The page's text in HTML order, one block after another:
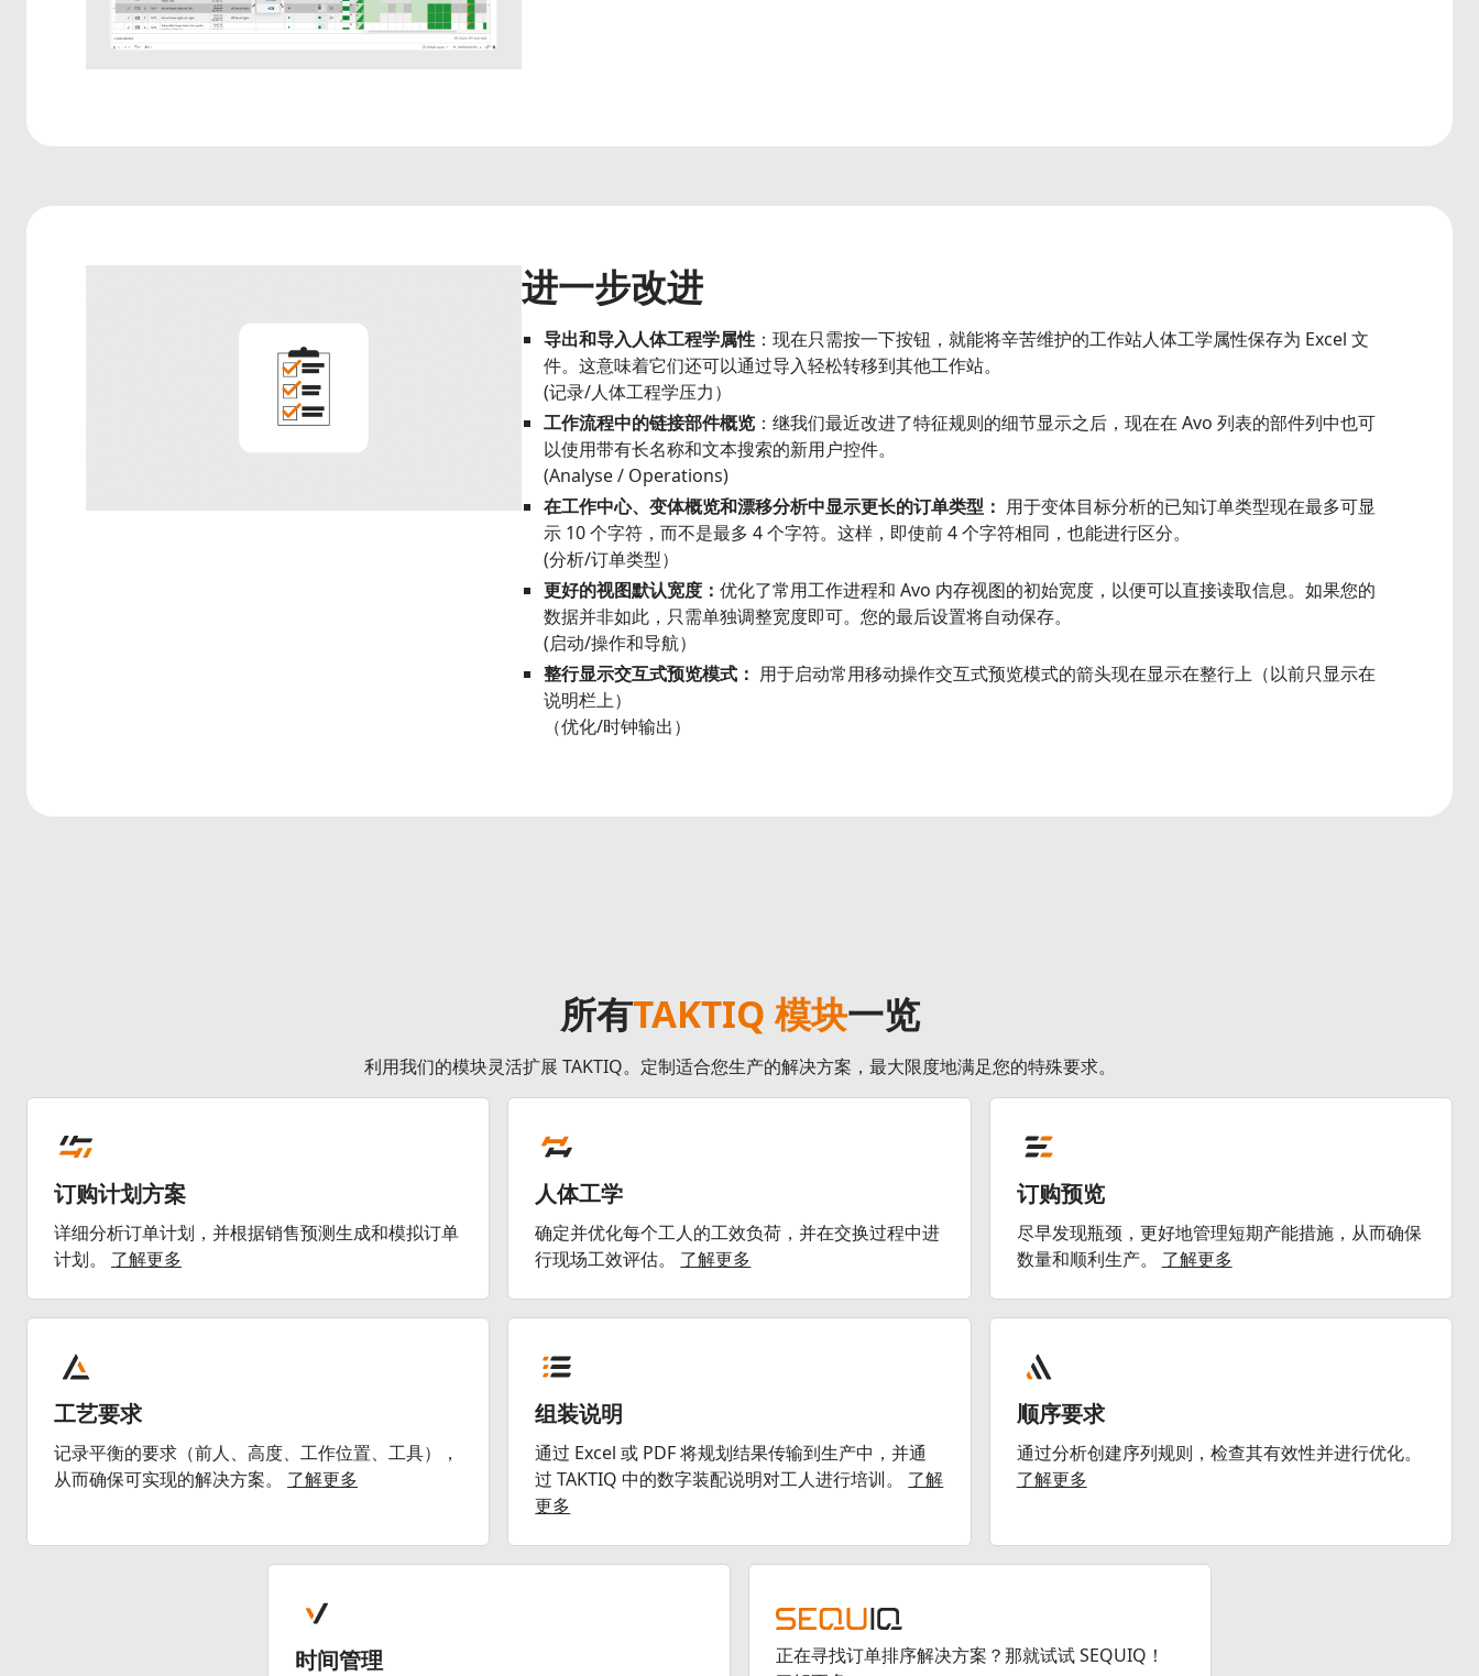
进一步改进
导出和导入人体工程学属性：现在只需按一下按钮，就能将辛苦维护的工作站人体工学属性保存为 Excel 文
件。这意味着它们还可以通过导入轻松转移到其他工作站。
(记录/人体工程学压力）
工作流程中的链接部件概览：继我们最近改进了特征规则的细节显示之后，现在在 Avo 列表的部件列中也可
以使用带有长名称和文本搜索的新用户控件。
(Analyse / Operations)
在工作中心、变体概览和漂移分析中显示更长的订单类型： 用于变体目标分析的已知订单类型现在最多可显
示 10 个字符，而不是最多 4 个字符。这样，即使前 4 个字符相同，也能进行区分。
(分析/订单类型）
更好的视图默认宽度： 优化了常用工作进程和 Avo 内存视图的初始宽度，以便可以直接读取信息。如果您的
数据并非如此，只需单独调整宽度即可。您的最后设置将自动保存。
(启动/操作和导航）
整行显示交互式预览模式： 用于启动常用移动操作交互式预览模式的箭头现在显示在整行上（以前只显示在
说明栏上）
（优化/时钟输出）
所有TAKTIQ 模块一览
利用我们的模块灵活扩展 TAKTIQ。定制适合您生产的解决方案，最大限度地满足您的特殊要求。
订购计划方案
详细分析订单计划，并根据销售预测生成和模拟订单
计划。 了解更多
人体工学
确定并优化每个工人的工效负荷，并在交换过程中进
行现场工效评估。 了解更多
订购预览
尽早发现瓶颈，更好地管理短期产能措施，从而确保
数量和顺利生产。 了解更多
工艺要求
记录平衡的要求（前人、高度、工作位置、工具），
从而确保可实现的解决方案。 了解更多
组装说明
通过 Excel 或 PDF 将规划结果传输到生产中，并通
过 TAKTIQ 中的数字装配说明对工人进行培训。 了解
更多
顺序要求
通过分析创建序列规则，检查其有效性并进行优化。
了解更多
时间管理
正在寻找订单排序解决方案？那就试试 SEQUIQ！